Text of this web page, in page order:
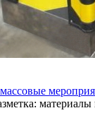
материалы